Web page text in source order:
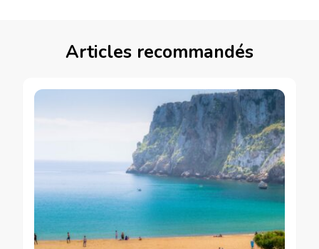
Articles recommandés